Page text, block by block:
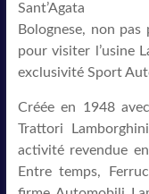
Sant’Agata
Bolognese, non pas
pour visiter l’usine
exclusivité Sport
Créée en 1948
Trattori
activité revendue
Entre temps,